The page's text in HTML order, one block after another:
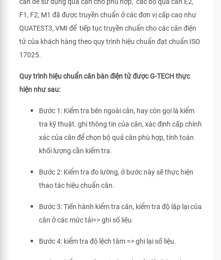
F1, F2, M1 đã được truyền chuẩn ở các đơn vị cấp cao như
QUATEST3, VMI để tiếp tục truyền chuẩn cho các cân điện
tử của khách hàng theo quy trình hiệu chuẩn đạt chuẩn ISO
17025.
Quy trình hiệu chuẩn cân bàn điện tử được G-TECH thực
hiện như sau:
Bước 1: Kiểm tra bên ngoài cân, hay còn gọi là kiểm
tra kỹ thuật. ghi thông tin của cân, xác định cấp chính
xác của cân để chọn bộ quả cân phù hợp, tính toán
khối lượng cần kiểm tra.
Bước 2: Kiểm tra đo lường, ở bước này sẽ thực hiện
thao tác hiệu chuẩn cân.
Bước 3: Tiến hành kiểm tra cân, kiểm tra độ lặp lại của
cân ở các mức tải=> ghi số liệu
Bước 4: kiểm tra độ lệch tâm => ghi lại số liệu.